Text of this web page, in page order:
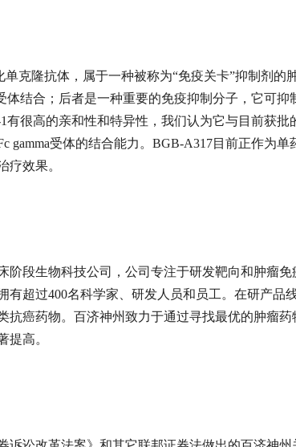
克隆抗体，属于一种被称为“免疫关卡”抑制剂的
结合；后者是一种重要的免疫抑制分子，它可抑
很高的亲和性和特异性，我们认为它与目前获批
gamma受体的结合能力。BGB-A317目前正作为单
疗效果。
阶段生物科技公司，公司专注于研发靶向和肿瘤免
超过400名科学家、研发人员和员工。在研产品
抗癌药物。百济神州致力于通过寻找最优的肿瘤药
提高。